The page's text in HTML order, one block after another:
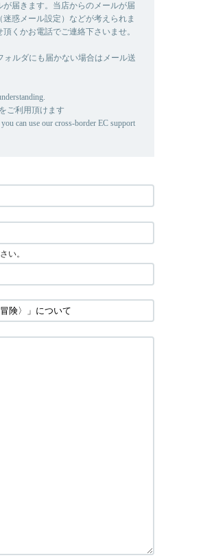
届きます。当店からのメールが届
惑メール設定）などが考えられま
くかお電話でご連絡下さいませ。
ルダにも届かない場合はメール送
をご利用頂けます
can use our cross-border EC support
い。